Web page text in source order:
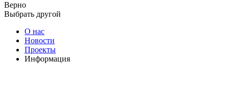
Верно
Выбрать другой
О нас
Новости
Проекты
Информация